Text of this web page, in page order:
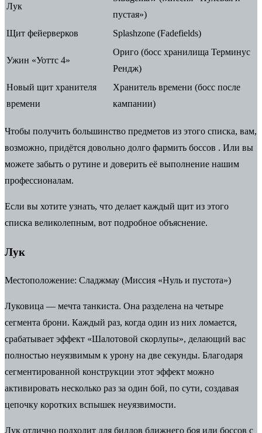
Лук
пустая»)
Щит фейерверков
Splashzone (Fadefields)
Ужин «Уоттс 4»
Ориго (босс хранилища Терминус
Рендж)
Новый щит хранителя
времени
Хранитель времени (босс после
кампании)
Чтобы получить большинство предметов из этого списка, вам,
возможно, придётся довольно долго фармить боссов . Или вы
можете забыть о рутине и доверить её выполнение нашим
профессионалам.
Если вы хотите узнать, что делает каждый щит из этого
списка великолепным, вот подробное объяснение.
Лук
Местоположение: Сладжмау (Миссия «Нуль и пустота»)
Луковица — мечта танкиста. Она разделена на четыре
сегмента брони. Каждый раз, когда один из них ломается,
срабатывает эффект «Шалотовой скорлупы», делающий вас
полностью неуязвимым к урону на две секунды. Благодаря
сегментированной конструкции этот эффект можно
активировать несколько раз за один бой, по сути, создавая
цепочку коротких вспышек неуязвимости.
Лук отлично подходит для билдов ближнего боя или боссов с